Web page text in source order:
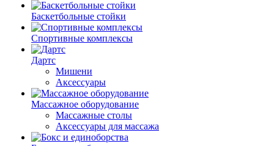
Баскетбольные стойки
Спортивные комплексы
Дартс
Мишени
Аксессуары
Массажное оборудование
Массажные столы
Аксессуары для массажа